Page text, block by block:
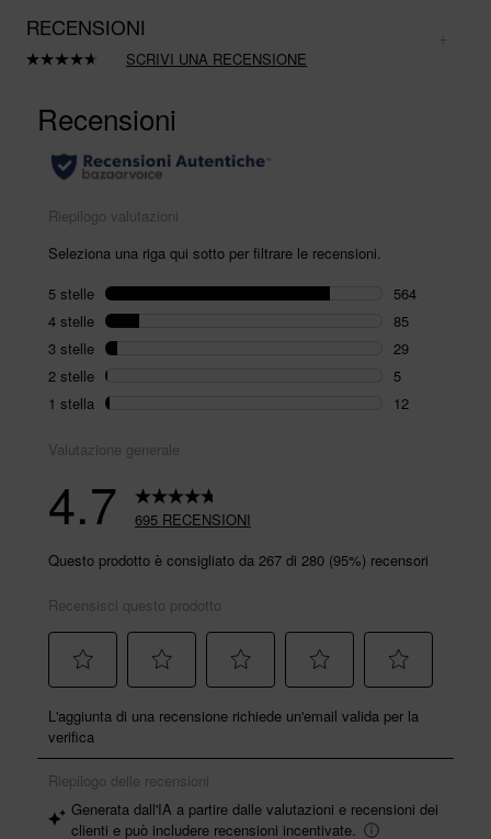
RECENSIONI
Leggi
Stesso
link
alla
pagina.
SCRIVI UNA RECENSIONE